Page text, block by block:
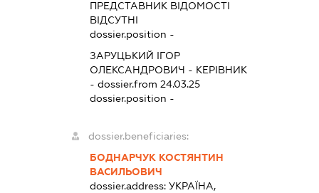
ПРЕДСТАВНИКВІДОМОСТІ
ВІДСУТНІ
dossier.position -
ЗАРУЦЬКИЙ ІГОР
ОЛЕКСАНДРОВИЧ - КЕРІВНИК
- dossier.from 24.03.25
dossier.position -
dossier.beneficiaries:
БОДНАРЧУК КОСТЯНТИН
ВАСИЛЬОВИЧ
dossier.address: УКРАЇНА,